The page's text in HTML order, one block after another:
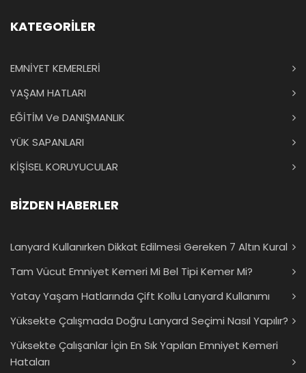
KATEGORİLER
EMNİYET KEMERLERİ
YAŞAM HATLARI
EĞİTİM Ve DANIŞMANLIK
YÜK SAPANLARI
KİŞİSEL KORUYUCULAR
BİZDEN HABERLER
Lanyard Kullanırken Dikkat Edilmesi Gereken 7 Altın Kural
Tam Vücut Emniyet Kemeri Mi Bel Tipi Kemer Mi?
Yatay Yaşam Hatlarında Çift Kollu Lanyard Kullanımı
Yüksekte Çalışmada Doğru Lanyard Seçimi Nasıl Yapılır?
Yüksekte Çalışanlar İçin En Sık Yapılan Emniyet Kemeri
Hataları